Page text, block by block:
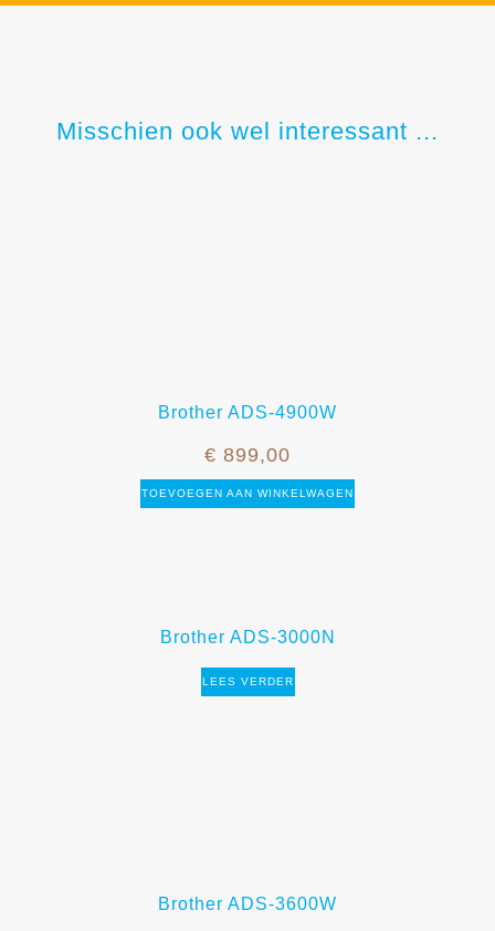
Misschien ook wel interessant ...
Brother ADS-4900W
€ 899,00
TOEVOEGEN AAN WINKELWAGEN
Brother ADS-3000N
LEES VERDER
Brother ADS-3600W